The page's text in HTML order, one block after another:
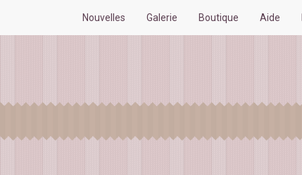
Nouvelles Galerie Boutique Aide